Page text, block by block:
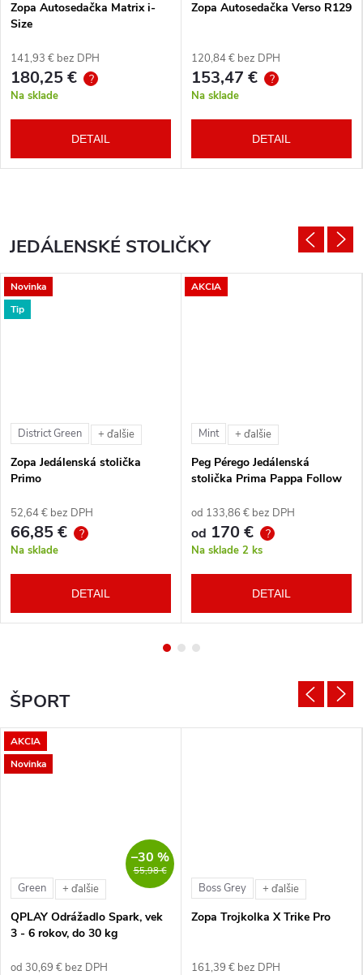
Zopa Autosedačka Matrix i-
Size
141,93 € bez DPH
180,25 € ?
Na sklade
DETAIL
Zopa Autosedačka Verso R129
120,84 € bez DPH
153,47 € ?
Na sklade
DETAIL
JEDÁLENSKÉ STOLIČKY
Novinka
Tip
District Green + ďalšie
Zopa Jedálenská stolička
Primo
52,64 € bez DPH
66,85 € ?
Na sklade
DETAIL
AKCIA
Mint + ďalšie
Peg Pérego Jedálenská
stolička Prima Pappa Follow
od 133,86 € bez DPH
od 170 € ?
Na sklade 2 ks
DETAIL
ŠPORT
AKCIA
Novinka
55,98 €
–30 %
Green + ďalšie
QPLAY Odrážadlo Spark, vek
3 - 6 rokov, do 30 kg
od 30,69 € bez DPH
Boss Grey + ďalšie
Zopa Trojkolka X Trike Pro
161,39 € bez DPH